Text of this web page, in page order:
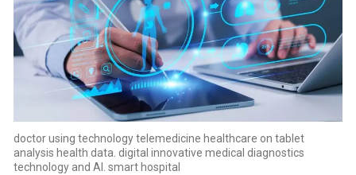
doctor using technology telemedicine healthcare on tablet
analysis health data. digital innovative medical diagnostics
technology and AI. smart hospital